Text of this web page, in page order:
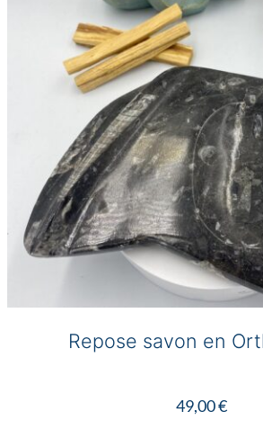
Repose savon en
49,00€